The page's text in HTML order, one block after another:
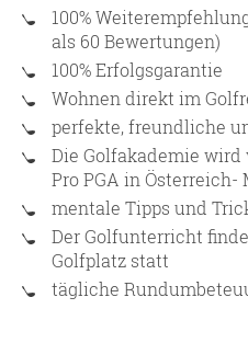
100%
als 60 Bewertungen)
100% Erfolgsgarantie
Wohnen direkt im
perfekte, freundliche
Die Golfakademie
Pro PGA in
mentale Tipps und
Der Golfunterricht
Golfplatz statt
tägliche